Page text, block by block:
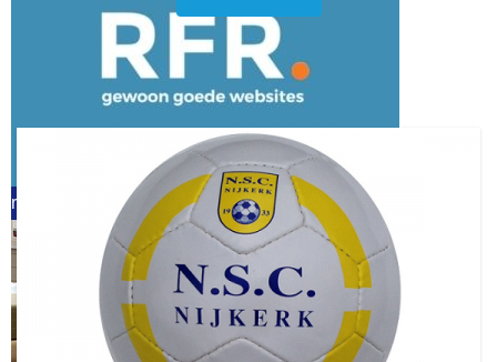
word vrijwilliger (1)
refreshed webdesign putten